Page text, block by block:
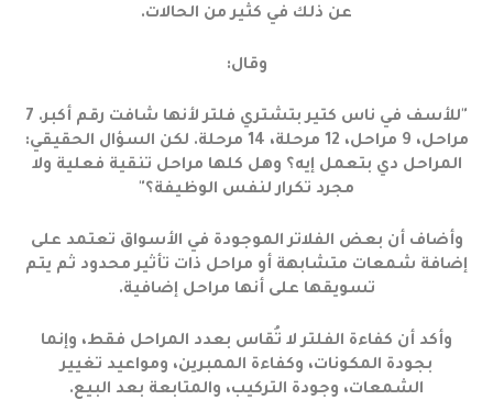
عن ذلك في كثير من الحالات.
وقال:
"للأسف في ناس كتير بتشتري فلتر لأنها شافت رقم أكبر. 7
مراحل، 9 مراحل، 12 مرحلة، 14 مرحلة. لكن السؤال الحقيقي:
المراحل دي بتعمل إيه؟ وهل كلها مراحل تنقية فعلية ولا
مجرد تكرار لنفس الوظيفة؟"
وأضاف أن بعض الفلاتر الموجودة في الأسواق تعتمد على
إضافة شمعات متشابهة أو مراحل ذات تأثير محدود ثم يتم
تسويقها على أنها مراحل إضافية.
وأكد أن كفاءة الفلتر لا تُقاس بعدد المراحل فقط، وإنما
بجودة المكونات، وكفاءة الممبرين، ومواعيد تغيير
الشمعات، وجودة التركيب، والمتابعة بعد البيع.